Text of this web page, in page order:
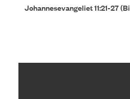
Johannesevangeliet 11:21-27